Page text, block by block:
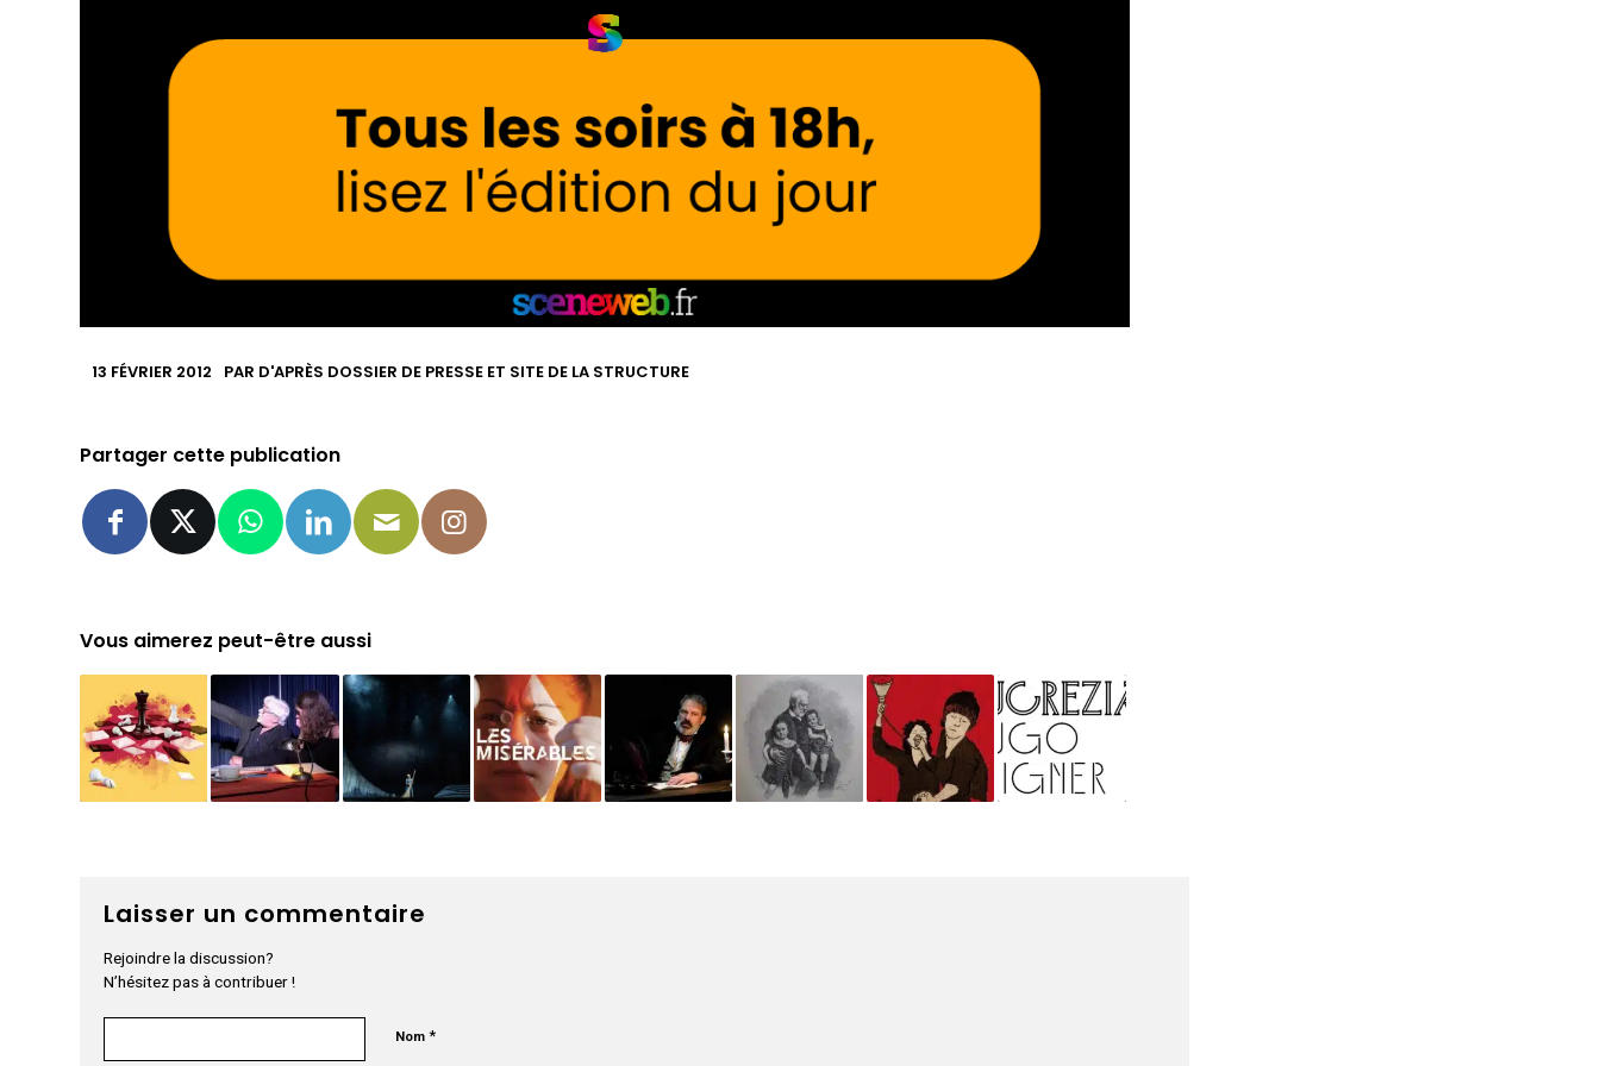
13 FÉVRIER 2012 PAR D'APRÈS DOSSIER DE PRESSE ET SITE DE LA STRUCTURE
Partager cette publication
Vous aimerez peut-être aussi
Laisser un commentaire
Rejoindre la discussion?
N’hésitez pas à contribuer !
Nom*